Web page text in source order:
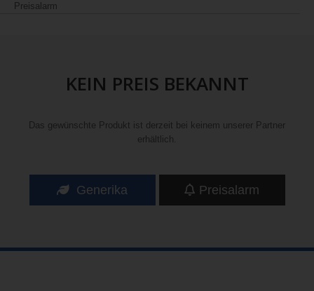
Preisalarm
KEIN PREIS BEKANNT
Das gewünschte Produkt ist derzeit bei keinem unserer Partner
erhältlich.
Generika Preisalarm